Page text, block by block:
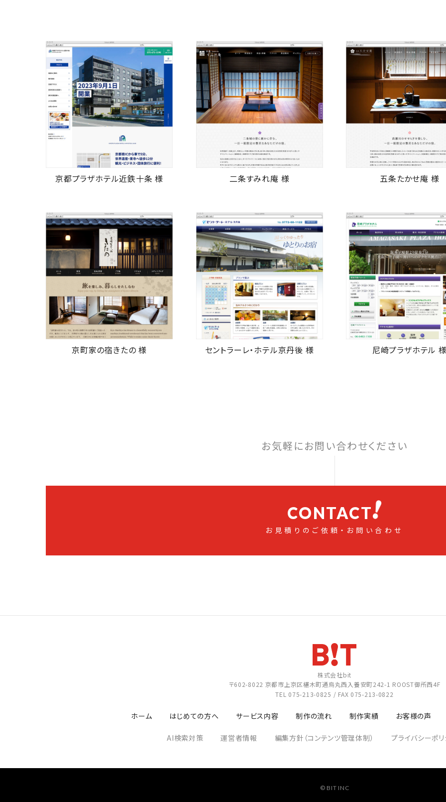
京都プラザホテル近鉄十条 様 二条すみれ庵 様 五条たかせ庵 様
京町家の宿きたの 様 セントラーレ・ホテル京丹後 様 尼崎プラザホテル 様
お気軽にお問い合わせください
CONTACT
お見積りのご依頼・お問い合わせ
株式会社bit
〒602-8022 京都市上京区椹木町通烏丸西入養安町242-1 ROOST御所西4F
TEL 075-213-0825 / FAX 075-213-0822
ホーム はじめての方へ サービス内容 制作の流れ 制作実績 お客様の声
AI検索対策 運営者情報 編集方針（コンテンツ管理体制） プライバシーポ
© BIT INC